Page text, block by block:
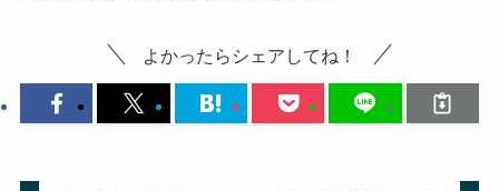
よかったらシェアしてね！